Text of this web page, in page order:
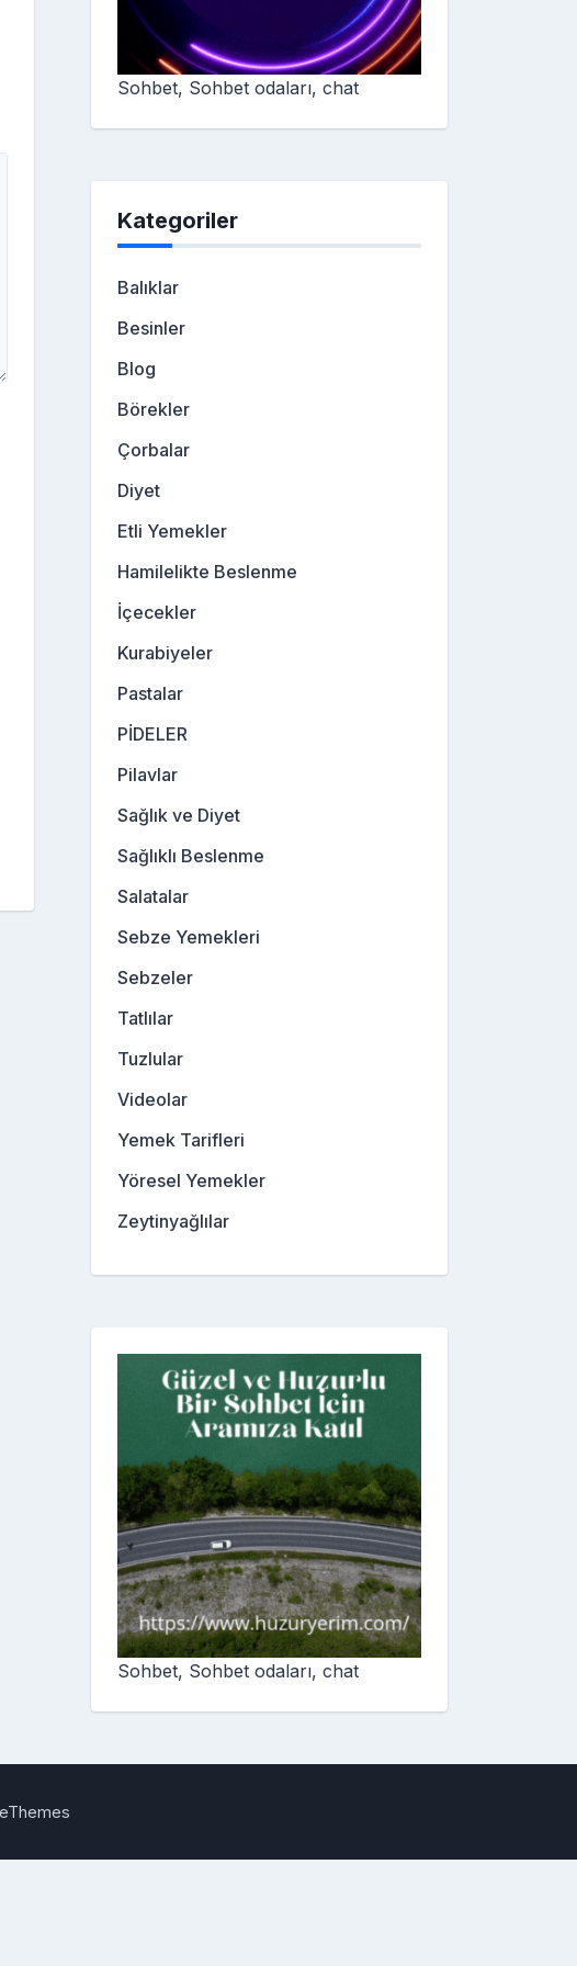
Sohbet, Sohbet odaları, chat
Kategoriler
Balıklar
Besinler
Blog
Börekler
Çorbalar
Diyet
Etli Yemekler
Hamilelikte Beslenme
İçecekler
Kurabiyeler
Pastalar
PİDELER
Pilavlar
Sağlık ve Diyet
Sağlıklı Beslenme
Salatalar
Sebze Yemekleri
Sebzeler
Tatlılar
Tuzlular
Videolar
Yemek Tarifleri
Yöresel Yemekler
Zeytinyağlılar
Sohbet, Sohbet odaları, chat